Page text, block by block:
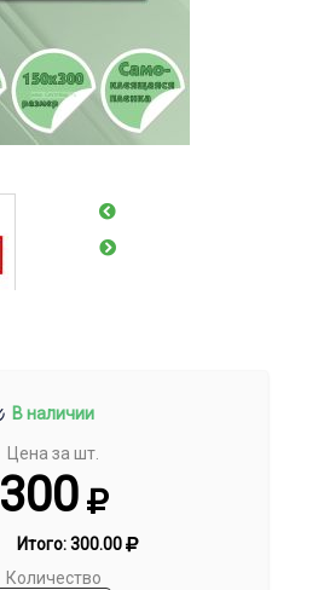
В наличии
Цена за шт.
300
Итого:300.00
Количество